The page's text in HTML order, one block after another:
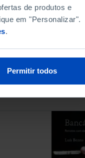
de produtos e
em "Personalizar".
.
Permitir todos